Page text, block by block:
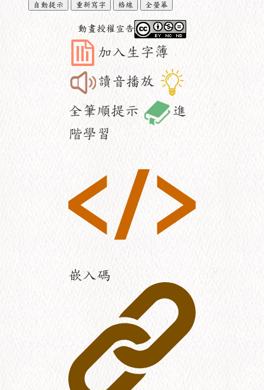
自動提示
重新寫字 格線 全螢幕
動畫授權宣告
加入生字簿
讀音播放
全筆順提示
進
階學習
嵌入碼